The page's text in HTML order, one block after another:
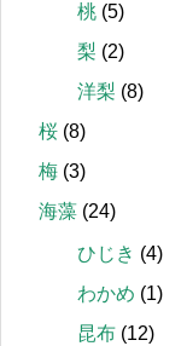
桃 (5)
梨 (2)
洋梨 (8)
桜 (8)
梅 (3)
海藻 (24)
ひじき (4)
わかめ (1)
昆布 (12)